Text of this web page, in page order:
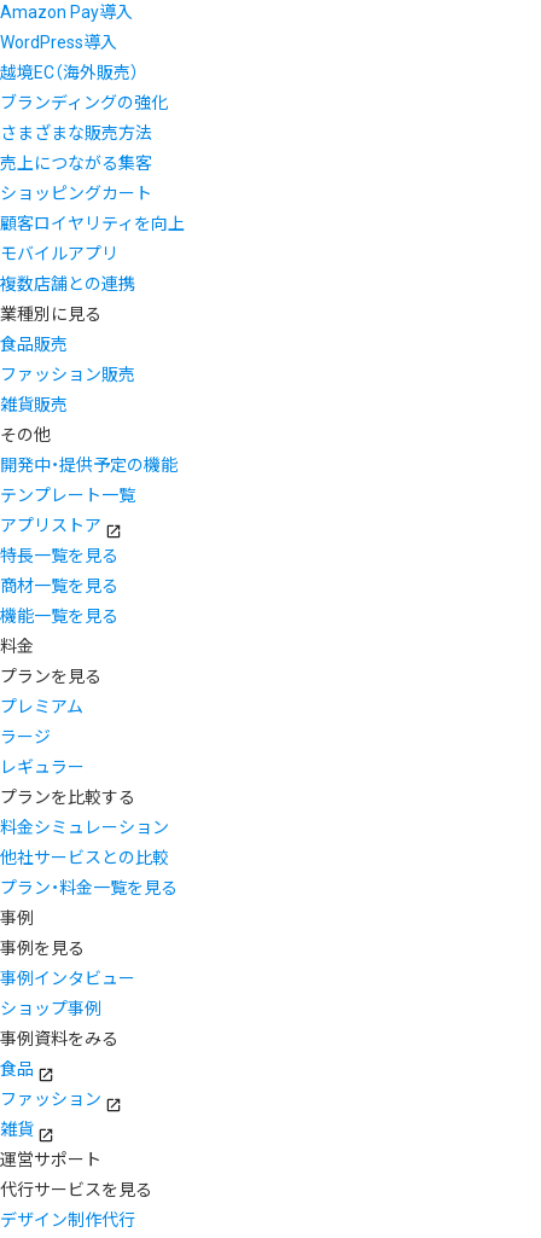
Amazon Pay導入
WordPress導入
越境EC（海外販売）
ブランディングの強化
さまざまな販売方法
売上につながる集客
ショッピングカート
顧客ロイヤリティを向上
モバイルアプリ
複数店舗との連携
業種別に見る
食品販売
ファッション販売
雑貨販売
その他
開発中・提供予定の機能
テンプレート一覧
アプリストア
特長一覧を見る
商材一覧を見る
機能一覧を見る
料金
プランを見る
プレミアム
ラージ
レギュラー
プランを比較する
料金シミュレーション
他社サービスとの比較
プラン・料金一覧を見る
事例
事例を見る
事例インタビュー
ショップ事例
事例資料をみる
食品
ファッション
雑貨
運営サポート
代行サービスを見る
デザイン制作代行